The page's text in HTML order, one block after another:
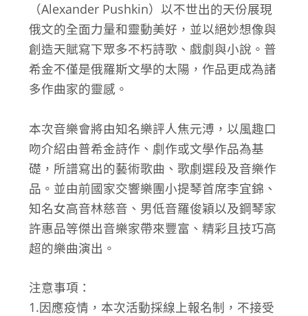
（Alexander Pushkin）以不世出的天份展現
俄文的全面力量和靈動美好，並以絕妙想像與
創造天賦寫下眾多不朽詩歌、戲劇與小說。普
希金不僅是俄羅斯文學的太陽，作品更成為諸
多作曲家的靈感。
本次音樂會將由知名樂評人焦元溥，以風趣口
吻介紹由普希金詩作、劇作或文學作品為基
礎，所譜寫出的藝術歌曲、歌劇選段及音樂作
品。並由前國家交響樂團小提琴首席李宜錦、
知名女高音林慈音、男低音羅俊穎以及鋼琴家
許惠品等傑出音樂家帶來豐富、精彩且技巧高
超的樂曲演出。
注意事項：
1.因應疫情，本次活動採線上報名制，不接受